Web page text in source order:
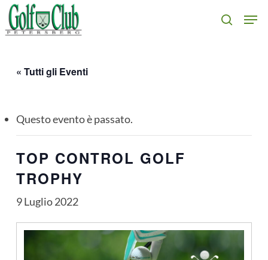
Skip
to
search
« Tutti gli Eventi
Questo evento è passato.
TOP CONTROL GOLF
TROPHY
9 Luglio 2022